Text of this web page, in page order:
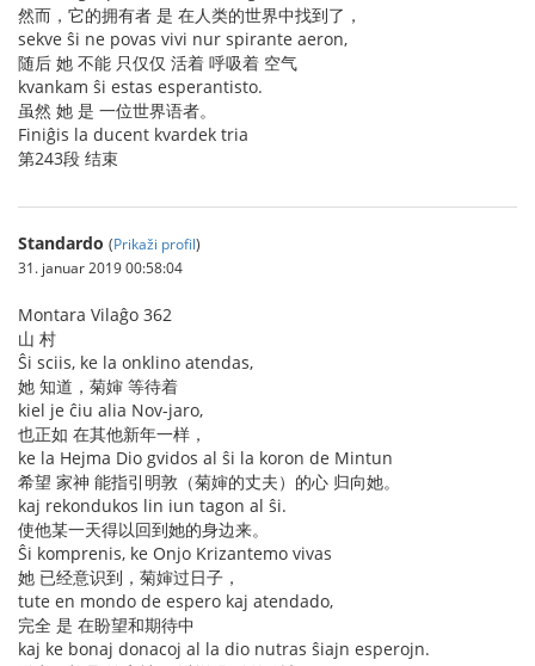
然而，它的拥有者 是 在人类的世界中找到了，
sekve ŝi ne povas vivi nur spirante aeron,
随后 她 不能 只仅仅 活着 呼吸着 空气
kvankam ŝi estas esperantisto.
虽然 她 是 一位世界语者。
Finiĝis la ducent kvardek tria
第243段 结束
Standardo (Prikaži profil)
31. januar 2019 00:58:04
Montara Vilaĝo 362
山 村
Ŝi sciis, ke la onklino atendas,
她 知道，菊婶 等待着
kiel je ĉiu alia Nov-jaro,
也正如 在其他新年一样，
ke la Hejma Dio gvidos al ŝi la koron de Mintun
希望 家神 能指引明敦（菊婶的丈夫）的心 归向她。
kaj rekondukos lin iun tagon al ŝi.
使他某一天得以回到她的身边来。
Ŝi komprenis, ke Onjo Krizantemo vivas
她 已经意识到，菊婶过日子，
tute en mondo de espero kaj atendado,
完全 是 在盼望和期待中
kaj ke bonaj donacoj al la dio nutras ŝiajn esperojn.